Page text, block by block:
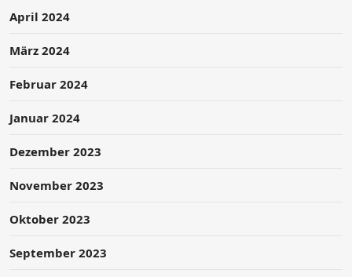
April 2024
März 2024
Februar 2024
Januar 2024
Dezember 2023
November 2023
Oktober 2023
September 2023